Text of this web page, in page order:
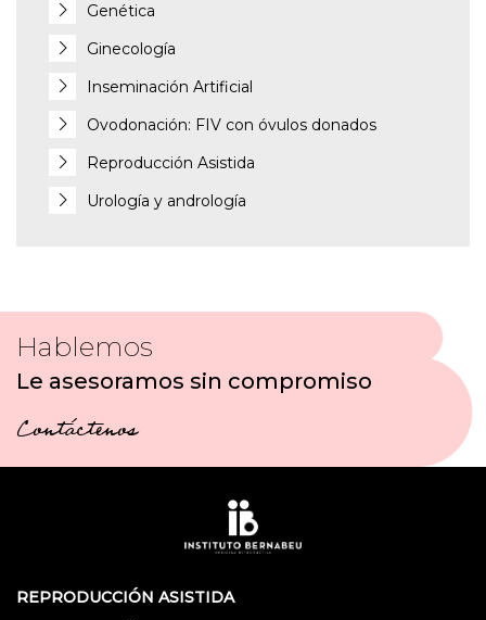
Genética
Ginecología
Inseminación Artificial
Ovodonación: FIV con óvulos donados
Reproducción Asistida
Urología y andrología
Hablemos
Le asesoramos sin compromiso
Contáctenos
REPRODUCCIÓN ASISTIDA